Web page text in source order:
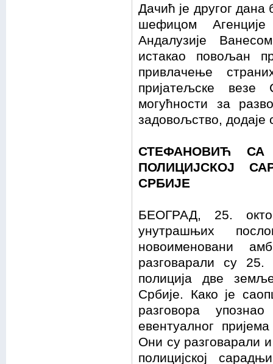
Дачић је другог
шефицом
Андалузије
истакао повољан
привлачење
пријатељске
могућности за
задовољство, додаје
СТЕФАНОВИЋ
ПОЛИЦИЈСКОЈ
СРБИЈЕ
БЕОГРАД, 25.
унутрашњих
новоименовани
разговарали су
полиција две
Србије. Како је
разговора
евентуалног
Они су разговарали
полицијској